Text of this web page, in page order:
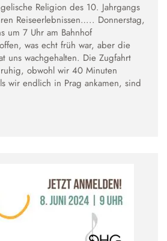
Religion des 10. Jahrgangs
Reiseerlebnissen….. Donnerstag,
um 7 Uhr am Bahnhof
was echt früh war, aber die
uns wachgehalten. Die Zugfahrt
obwohl wir 40 Minuten
wir endlich in Prag ankamen, sind